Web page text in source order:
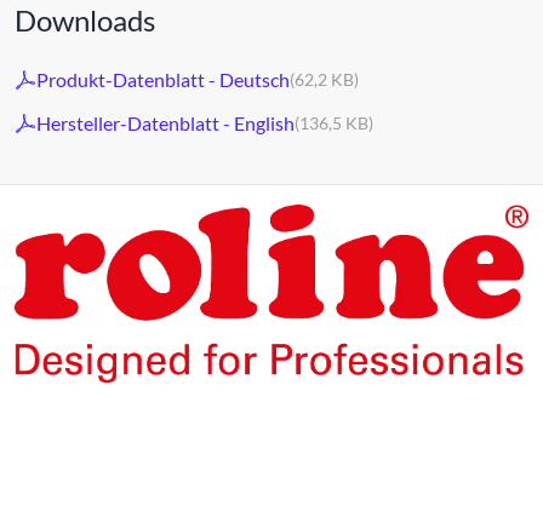
Downloads
Produkt-Datenblatt - Deutsch(62,2 KB)
Hersteller-Datenblatt - English(136,5 KB)